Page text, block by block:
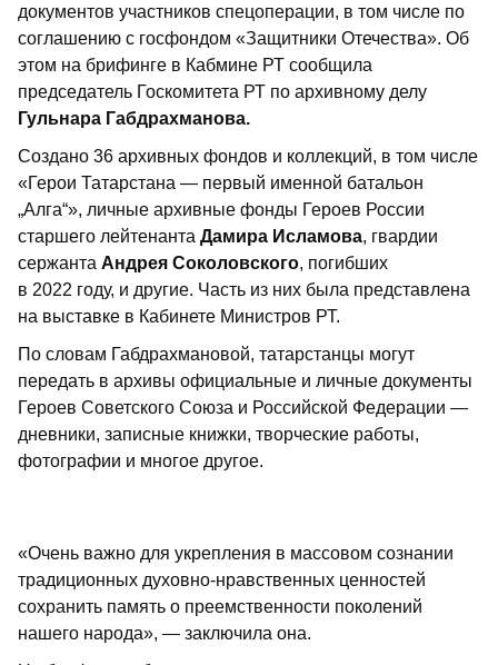
документов участников спецоперации, в том числе по
соглашению с госфондом «Защитники Отечества». Об
этом на брифинге в Кабмине РТ сообщила
председатель Госкомитета РТ по архивному делу
Гульнара Габдрахманова.
Создано 36 архивных фондов и коллекций, в том числе
«Герои Татарстана — первый именной батальон
„Алга“», личные архивные фонды Героев России
старшего лейтенанта Дамира Исламова, гвардии
сержанта Андрея Соколовского, погибших
в 2022 году, и другие. Часть из них была представлена
на выставке в Кабинете Министров РТ.
По словам Габдрахмановой, татарстанцы могут
передать в архивы официальные и личные документы
Героев Советского Союза и Российской Федерации —
дневники, записные книжки, творческие работы,
фотографии и многое другое.
«Очень важно для укрепления в массовом сознании
традиционных духовно-нравственных ценностей
сохранить память о преемственности поколений
нашего народа», — заключила она.